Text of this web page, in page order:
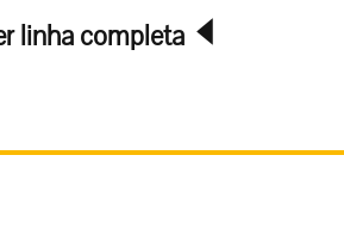
linha completa